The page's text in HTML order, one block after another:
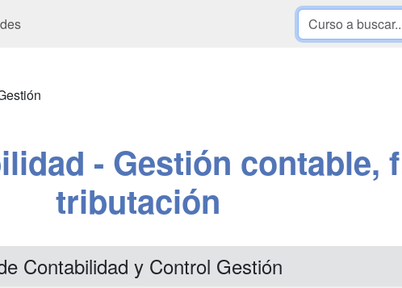
- Gestión contable,
tributación
Contabilidad y Control Gestión